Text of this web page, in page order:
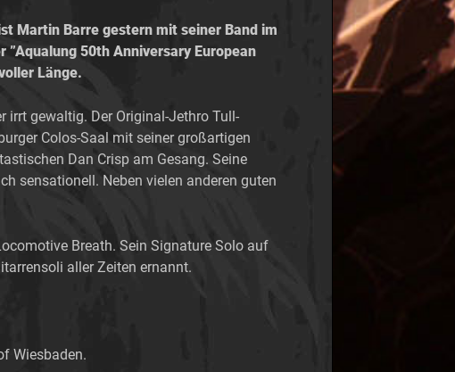
Martin Barre gestern mit seiner Band im
50th Anniversary European
Länge.
irrt gewaltig. Der Original-Jethro Tull-
Colos-Saal mit seiner großartigen
Dan Crisp am Gesang. Seine
sensationell. Neben vielen anderen guten
Breath. Sein Signature Solo auf
aller Zeiten ernannt.
Wiesbaden.